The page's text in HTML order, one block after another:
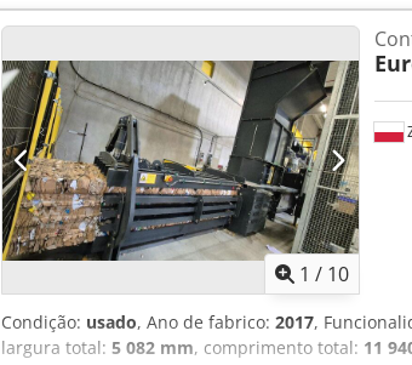
padrão técnico de 2026 - Mangueiras hidráulicas
unidade hidráulica - Cilindro regenerado com
por 1 ano - Estrutura metálica renovada
fornecido sob consulta. As imagens mostradas
Aqvjha Cada consulta ou oferta será
1 / 10
Condição: usado, Ano de fabrico: 2017,
largura total: 5 082 mm, comprimento total: 11